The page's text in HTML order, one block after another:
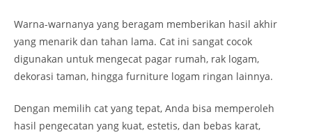
Warna-warnanya yang beragam memberikan hasil akhir
yang menarik dan tahan lama. Cat ini sangat cocok
digunakan untuk mengecat pagar rumah, rak logam,
dekorasi taman, hingga furniture logam ringan lainnya.
Dengan memilih cat yang tepat, Anda bisa memperoleh
hasil pengecatan yang kuat, estetis, dan bebas karat,